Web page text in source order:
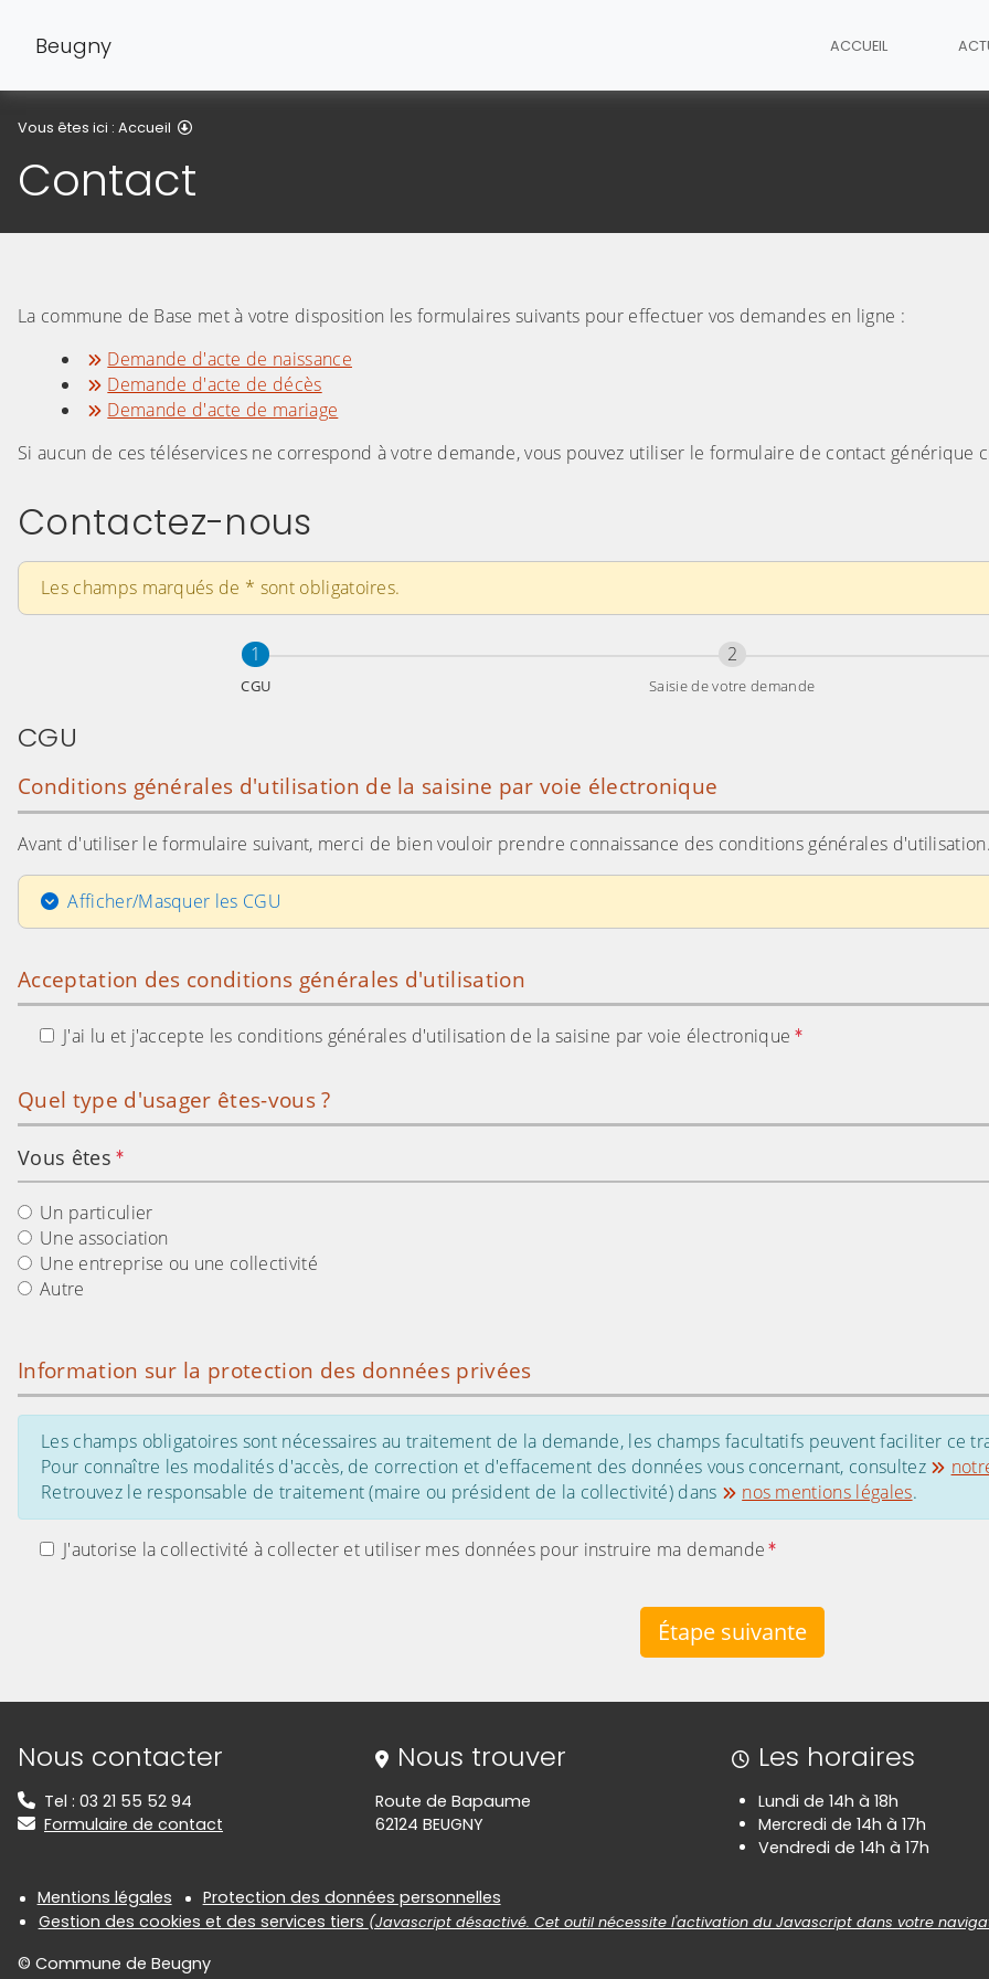
Beugny ACCUEIL
Vous êtes ici : Accueil
Contact
La commune de Base met à votre disposition les formulaires suivants pour effectuer vos demandes en ligne :
Demande d'acte de naissance
Demande d'acte de décès
Demande d'acte de mariage
Si aucun de ces téléservices ne correspond à votre demande, vous pouvez utiliser le formulaire de contact générique
Contactez-nous
Les champs marqués de * sont obligatoires.
Étape
1 sur 3
CGU
Étape
2sur 3
Saisie de votre demande
CGU
Conditions générales d'utilisation de la saisine par voie électronique
Avant d'utiliser le formulaire suivant, merci de bien vouloir prendre connaissance des conditions générales d'utilisation.
Afficher/Masquer les CGU
Acceptation des conditions générales d'utilisation
J'ai lu et j'accepte les conditions générales d'utilisation de la saisine par voie électronique
Quel type d'usager êtes-vous ?
Vous êtes
Un particulier
Une association
Une entreprise ou une collectivité
Autre
Information sur la protection des données privées
Les champs obligatoires sont nécessaires au traitement de la demande, les champs facultatifs peuvent faciliter ce
Pour connaître les modalités d'accès, de correction et d'effacement des données vous concernant, consultez
Retrouvez le responsable de traitement (maire ou président de la collectivité) dans
nos mentions légales.
J'autorise la collectivité à collecter et utiliser mes données pour instruire ma demande
Étape suivante
Informations de contact
Nous contacter
Tel : 03 21 55 52 94
Formulaire de contact
Nous trouver
Route de Bapaume
62124 BEUGNY
Les horaires
Lundi de 14h à 18h
Mercredi de 14h à 17h
Vendredi de 14h à 17h
Informations réglementaires
Mentions légales
Protection des données personnelles
Gestion des cookies et des services tiers (Javascript désactivé. Cet outil nécessite l'activation du Javascript dans votre
© Commune de Beugny